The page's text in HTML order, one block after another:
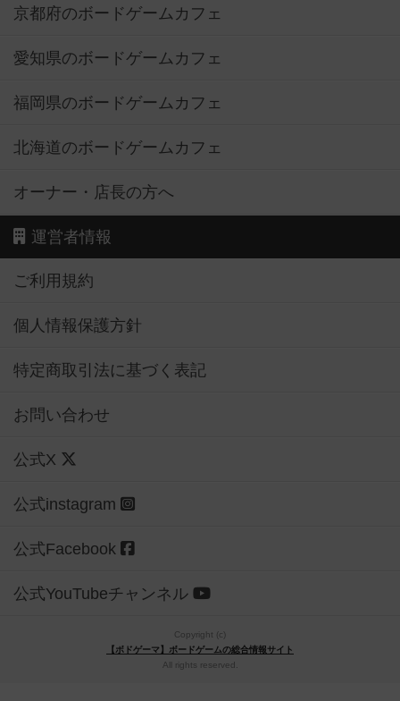
京都府のボードゲームカフェ
愛知県のボードゲームカフェ
福岡県のボードゲームカフェ
北海道のボードゲームカフェ
オーナー・店長の方へ
運営者情報
ご利用規約
個人情報保護方針
特定商取引法に基づく表記
お問い合わせ
公式X
公式instagram
公式Facebook
公式YouTubeチャンネル
Copyright (c)
【ボドゲーマ】ボードゲームの総合情報サイト
All rights reserved.